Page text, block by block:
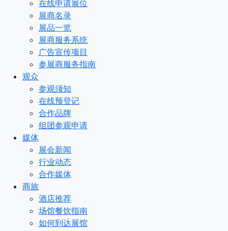
在线申请展位
展商名录
展品一览
展商服务系统
广告宣传项目
参展商服务指南
观众
参观须知
在线预登记
合作品牌
组团参观申请
媒体
展会新闻
行业动态
合作媒体
商旅
酒店推荐
场馆餐饮指南
如何到达展馆